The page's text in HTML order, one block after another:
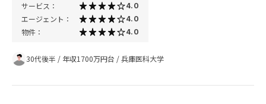
サービス： 4.0
エージェント： 4.0
物件： 4.0
30代後半 / 年収1700万円台 /兵庫医科大学